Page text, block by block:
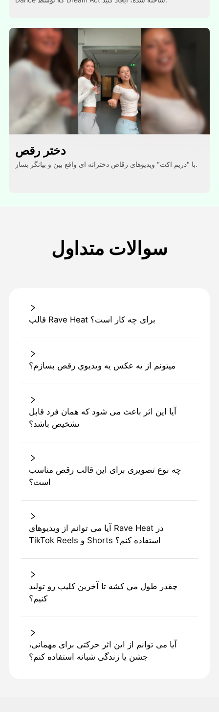
دختر رقص
با "دریم اکت" ویدیوهای رقاص دخترانه ای واقع بین و بیانگر بساز.
سوالات متداول
قالب Rave Heat برای چه کار است؟
ميتونم از يه عکس يه ويديوي رقص بسازم؟
آیا این اثر باعث می شود که همان فرد قابل
تشخیص باشد؟
چه نوع تصویری برای این قالب رقص مناسب
است؟
آیا می توانم از ویدیوهای Rave Heat در
TikTok Reels و Shorts استفاده کنم؟
چقدر طول مي کشه تا آخرين کليپ رو تولید
کنيم؟
آیا می توانم از این اثر حرکتی برای مهمانی،
جشن یا زندگی شبانه استفاده کنم؟